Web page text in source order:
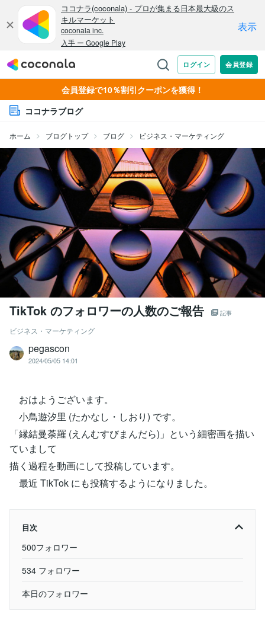
会員登録で10％割引クーポンを獲得！
ココナラブログ
ホーム ブログトップ ブログ ビジネス・マーケティング
TikTok のフォロワーの人数のご報告 記事
ビジネス・マーケティング
pegascon
2024/05/05 14:01
おはようございます。
小鳥遊汐里 (たかなし・しおり) です。
「縁結曼荼羅 (えんむすびまんだら)」という細密画を描い
ていまして
描く過程を動画にして投稿しています。
最近 TikTok にも投稿するようになりました。
目次
500フォロワー
534 フォロワー
本日のフォロワー